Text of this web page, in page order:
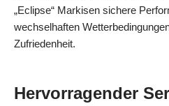
„Eclipse“ Markisen sichere
wechselhaften
Zufriedenheit.
Hervorragender